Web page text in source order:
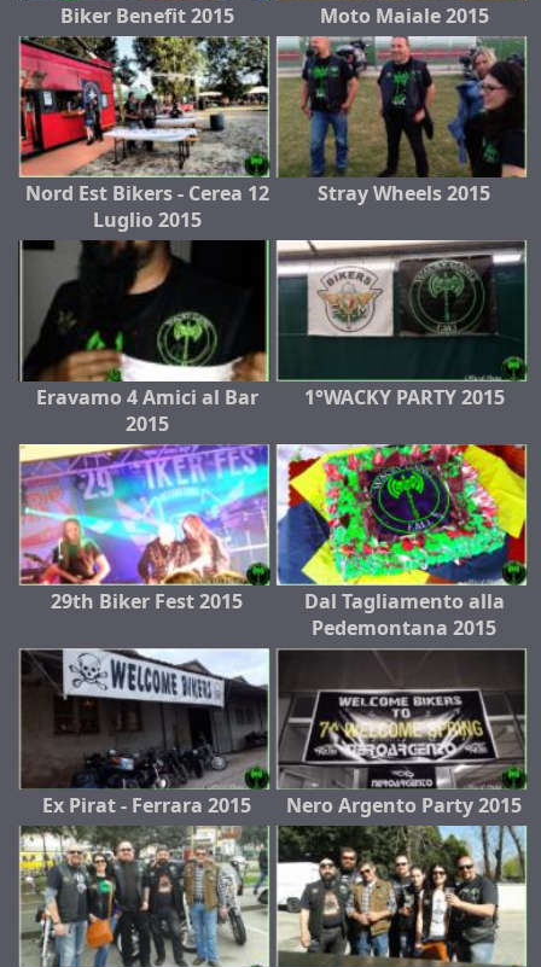
Biker Benefit 2015 Moto Maiale 2015
Nord Est Bikers - Cerea 12
Luglio 2015
Stray Wheels 2015
Eravamo 4 Amici al Bar
2015
1°WACKY PARTY 2015
29th Biker Fest 2015
Dal Tagliamento alla
Pedemontana 2015
Ex Pirat - Ferrara 2015 Nero Argento Party 2015